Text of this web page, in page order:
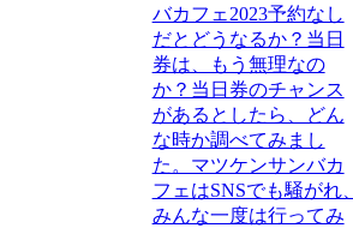
バカフェ2023予約なし
だとどうなるか？当日
券は、もう無理なの
か？当日券のチャンス
があるとしたら、どん
な時か調べてみまし
た。マツケンサンバカ
フェはSNSでも騒がれ、
みんな一度は行ってみ